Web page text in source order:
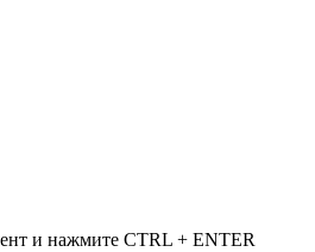
и нажмите CTRL + ENTER